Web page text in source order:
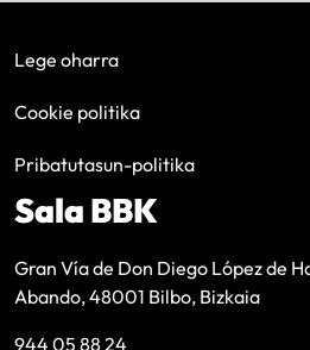
Lege oharra
Cookie politika
Pribatutasun-politika
Sala BBK
Gran Vía de Don Diego López de
Abando, 48001 Bilbo, Bizkaia
944 05 88 24